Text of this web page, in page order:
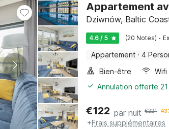
Appartement
Dziwnów, Baltic
4.6 / 5 (20 Notes) ·
Appartement · 4
Bien-être
Wifi
Annulation offerte
€122 par nuit €221
+Frais supplémentaires